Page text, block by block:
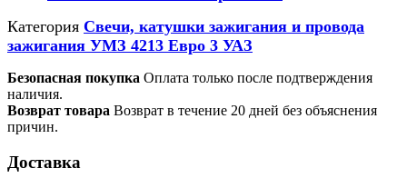
Категория Свечи, катушки зажигания и провода
зажигания УМЗ 4213 Евро 3 УАЗ
Безопасная покупка Оплата только после подтверждения
наличия.
Возврат товара Возврат в течение 20 дней без объяснения
причин.
Доставка